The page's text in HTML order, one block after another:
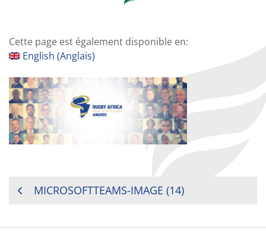
Cette page est également disponible en:
English (Anglais)
NAVIGATION
MICROSOFTTEAMS-IMAGE (14)